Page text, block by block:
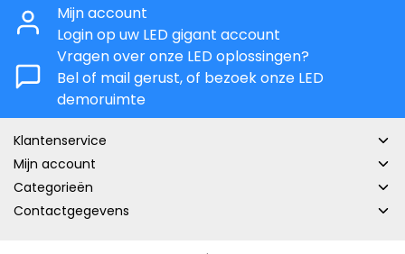
Mijn account
Login op uw LED gigant account
Vragen over onze LED oplossingen?
Bel of mail gerust, of bezoek onze LED
demoruimte
Klantenservice
Mijn account
Categorieën
Contactgegevens